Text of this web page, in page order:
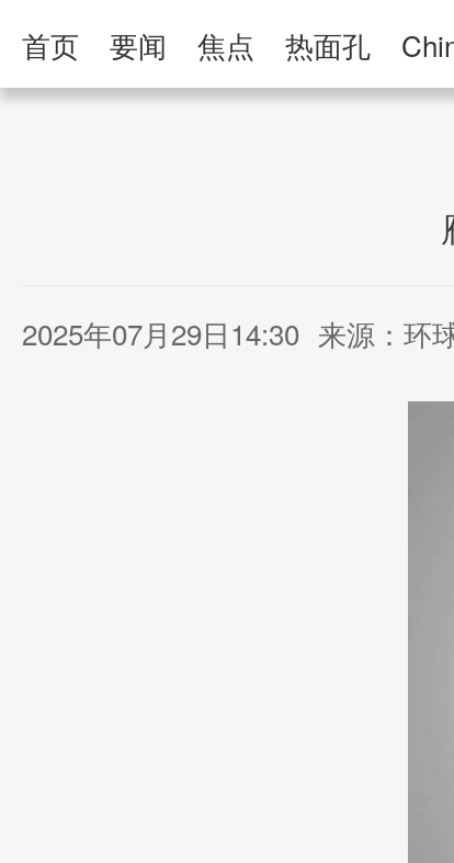
首页 要闻 焦点 热面孔
2025年07月29日14:30 来源：环